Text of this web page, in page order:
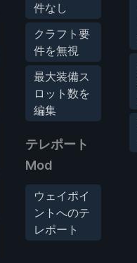
件なし
クラフト要
件を無視
最大装備ス
ロット数を
編集
テレポート
Mod
ウェイポイ
ントへのテ
レポート